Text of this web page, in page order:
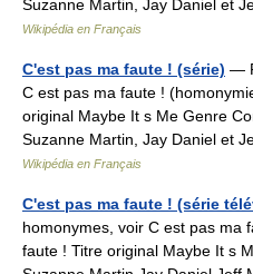
Suzanne Martin, Jay Daniel et
Wikipédia en Français
C'est pas ma faute ! (série) —
C est pas ma faute !
original Maybe It s Me Genre
Suzanne Martin, Jay Daniel et
Wikipédia en Français
C'est pas ma faute ! (série
homonymes, voir C est pas ma
faute ! Titre original Maybe It s